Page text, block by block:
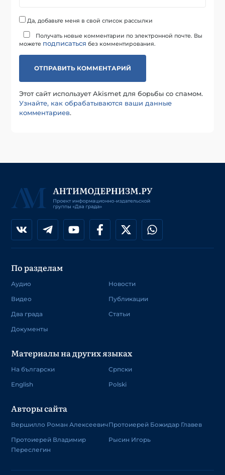
Да, добавьте меня в свой список рассылки
Получать новые комментарии по электронной почте. Вы
можете подписаться без комментирования.
Этот сайт использует Akismet для борьбы со спамом.
Узнайте, как обрабатываются ваши данные
комментариев.
По разделам
Аудио
Видео
Два града
Документы
Новости
Публикации
Статьи
Материалы на других языках
На български
English
Српски
Polski
Авторы сайта
Вершилло Роман Алексеевич
Протоиерей Владимир
Переслегин
Протоиерей Божидар Главев
Рысин Игорь